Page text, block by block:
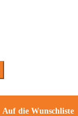
Auf die Wunschliste